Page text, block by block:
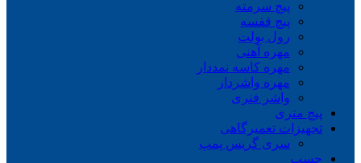
پیچ سرمته
پیچ قفسه
رول بولت
مهره آهنی
مهره کاسه نمددار
مهره واشردار
واشر فنری
پیچ متری
تجهیزات تعمیرگاهی
سری گریس پمپ
چسب